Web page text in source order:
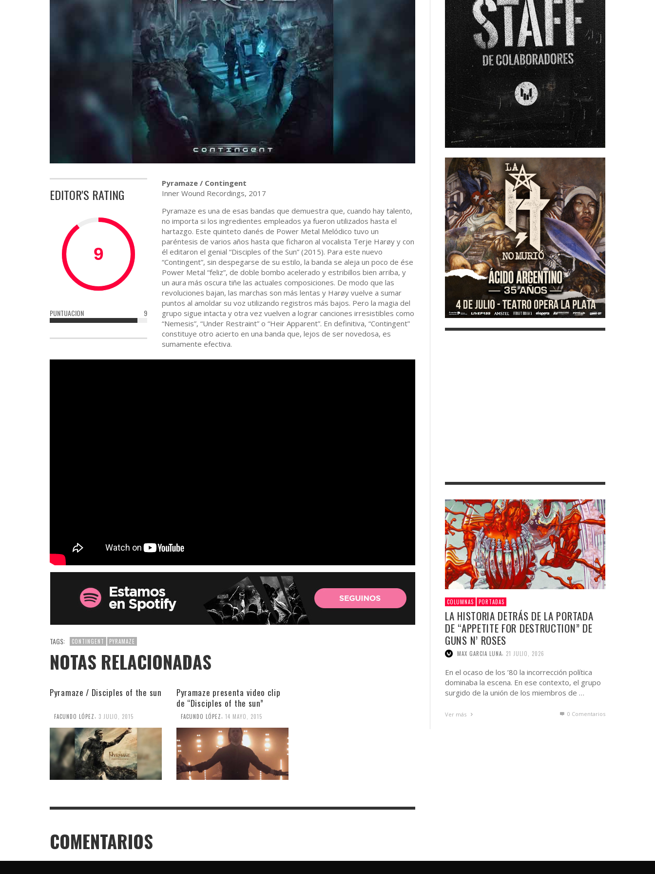
EDITOR'S RATING
9
PUNTUACION
Pyramaze / Contingent
Inner Wound Recordings, 2017
Pyramaze es una de esas bandas que demuestra que, cuando hay talento,
no importa si los ingredientes empleados ya fueron utilizados hasta el
hartazgo. Este quinteto danés de Power Metal Melódico tuvo un
paréntesis de varios años hasta que ficharon al vocalista Terje Harøy y con
él editaron el genial “Disciples of the Sun” (2015). Para este nuevo
“Contingent”, sin despegarse de su estilo, la banda se aleja un poco de ése
Power Metal “feliz”, de doble bombo acelerado y estribillos bien arriba, y
un aura más oscura tiñe las actuales composiciones. De modo que las
revoluciones bajan, las marchas son más lentas y Harøy vuelve a sumar
puntos al amoldar su voz utilizando registros más bajos. Pero la magia del
grupo sigue intacta y otra vez vuelven a lograr canciones irresistibles como
“Nemesis”, “Under Restraint” o “Heir Apparent”. En definitiva, “Contingent”
constituye otro acierto en una banda que, lejos de ser novedosa, es
sumamente efectiva.
TAGS: CONTINGENT PYRAMAZE
NOTAS RELACIONADAS
Pyramaze / Disciples of the sun
FACUNDO LÓPEZ, 3 JULIO, 2015
Pyramaze presenta video clip
de “Disciples of the sun”
FACUNDO LÓPEZ, 14 MAYO, 2015
COMENTARIOS
COLUMNAS PORTADAS
LA HISTORIA DETRÁS DE LA PORTADA
DE “APPETITE FOR DESTRUCTION” DE
GUNS N’ ROSES
MAX GARCIA LUNA, 21 JULIO, 2026
En el ocaso de los ’80 la incorrección política
dominaba la escena. En ese contexto, el grupo
surgido de la unión de los miembros de …
Ver más 0 Comentarios